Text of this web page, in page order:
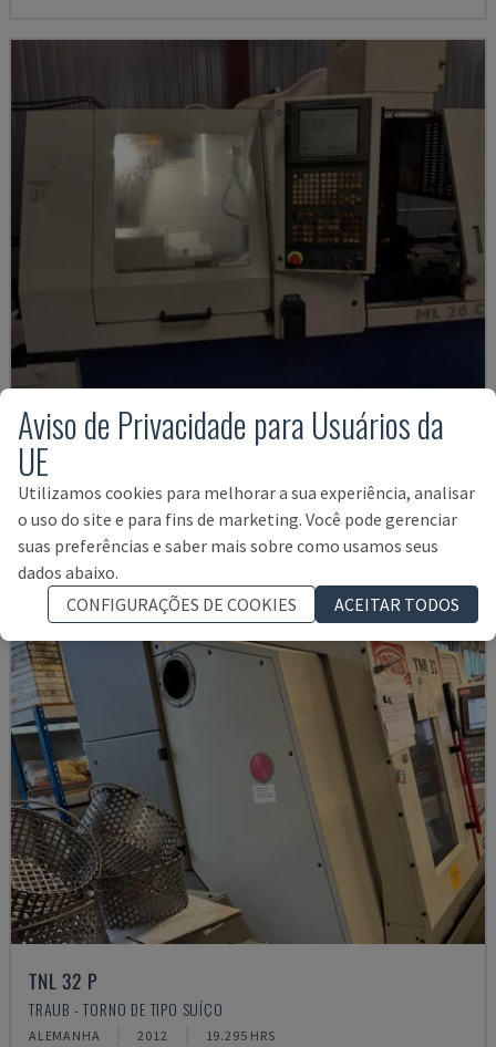
ML 26 C1
MAIER - TORNO DE TIPO SUÍÇO
FINLÂNDIA 2000
16.000 €
TNL 32 P
TRAUB - TORNO DE TIPO SUÍÇO
ALEMANHA 2012 19.295 HRS
Aviso de Privacidade para Usuários da
UE
Utilizamos cookies para melhorar a sua experiência, analisar
o uso do site e para fins de marketing. Você pode gerenciar
suas preferências e saber mais sobre como usamos seus
dados abaixo.
CONFIGURAÇÕES DE COOKIES
ACEITAR TODOS